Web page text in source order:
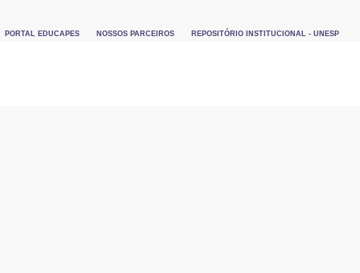
PORTAL EDUCAPES NOSSOS PARCEIROS REPOSITÓRIO INSTITUCIONAL - UNESP